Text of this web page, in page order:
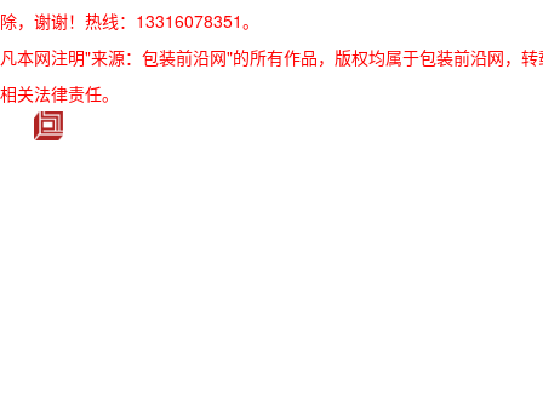
除，谢谢！热线：13316078351。
凡本网注明"来源：包装前沿网"的所有作品，版权均属于包装前沿网，
相关法律责任。